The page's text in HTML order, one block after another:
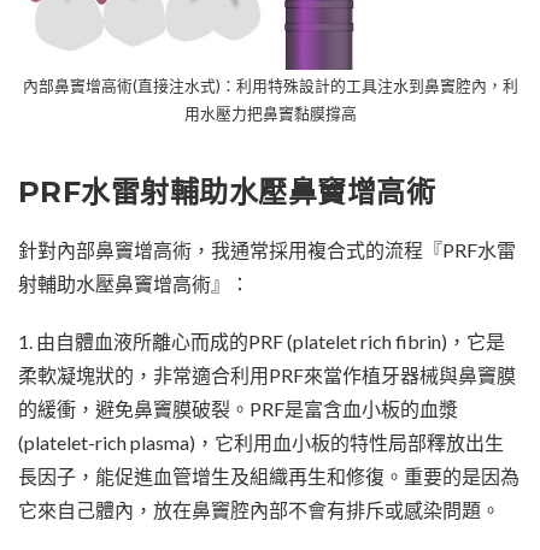
內部鼻竇增高術(直接注水式)：利用特殊設計的工具注水到鼻竇腔內，利
用水壓力把鼻竇黏膜撐高
PRF水雷射輔助水壓鼻竇增高術
針對內部鼻竇增高術，我通常採用複合式的流程『PRF水雷
射輔助水壓鼻竇增高術』：
1. 由自體血液所離心而成的PRF (platelet rich fibrin)，它是
柔軟凝塊狀的，非常適合利用PRF來當作植牙器械與鼻竇膜
的緩衝，避免鼻竇膜破裂。PRF是富含血小板的血漿
(platelet-rich plasma)，它利用血小板的特性局部釋放出生
長因子，能促進血管增生及組織再生和修復。重要的是因為
它來自己體內，放在鼻竇腔內部不會有排斥或感染問題。